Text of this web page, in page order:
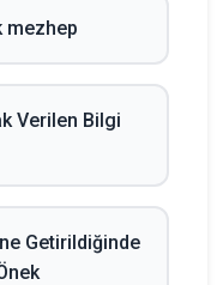
mezhep
Verilen Bilgi
Getirildiğinde